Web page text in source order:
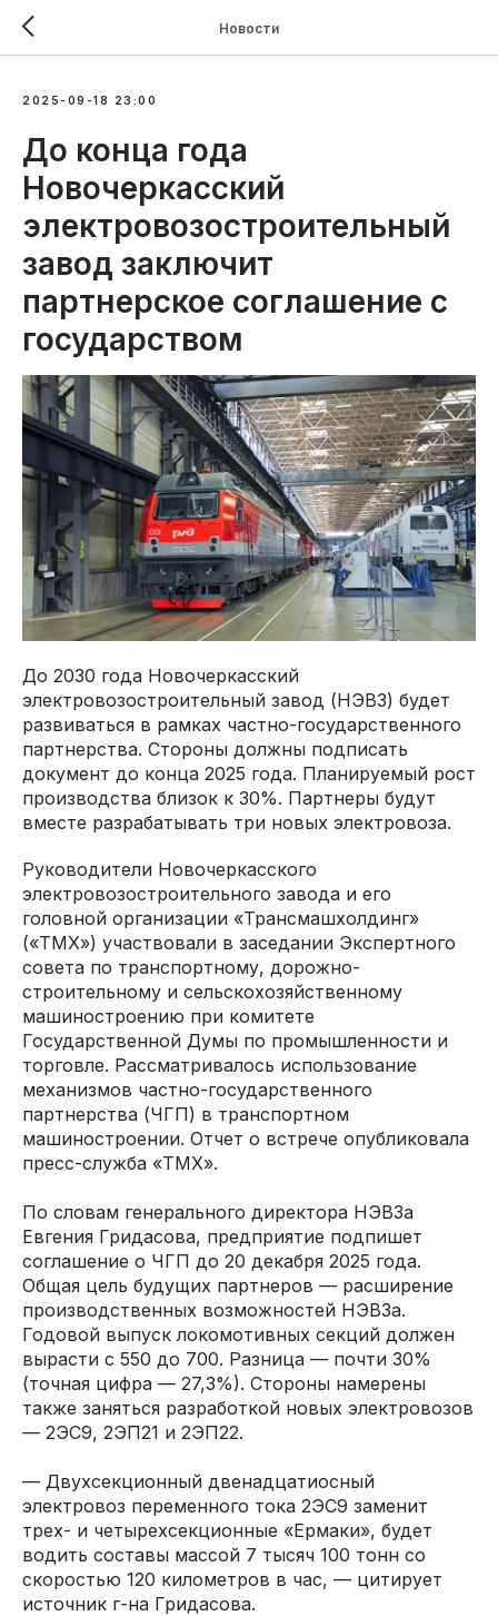
Новости
2025-09-18 23:00
До конца года
Новочеркасский
электровозостроительный
завод заключит
партнерское соглашение с
государством
До 2030 года Новочеркасский
электровозостроительный завод (НЭВЗ) будет
развиваться в рамках частно-государственного
партнерства. Стороны должны подписать
документ до конца 2025 года. Планируемый рост
производства близок к 30%. Партнеры будут
вместе разрабатывать три новых электровоза.
Руководители Новочеркасского
электровозостроительного завода и его
головной организации «Трансмашхолдинг»
(«ТМХ») участвовали в заседании Экспертного
совета по транспортному, дорожно-
строительному и сельскохозяйственному
машиностроению при комитете
Государственной Думы по промышленности и
торговле. Рассматривалось использование
механизмов частно-государственного
партнерства (ЧГП) в транспортном
машиностроении. Отчет о встрече опубликовала
пресс-служба «ТМХ».
По словам генерального директора НЭВЗа
Евгения Гридасова, предприятие подпишет
соглашение о ЧГП до 20 декабря 2025 года.
Общая цель будущих партнеров — расширение
производственных возможностей НЭВЗа.
Годовой выпуск локомотивных секций должен
вырасти с 550 до 700. Разница — почти 30%
(точная цифра — 27,3%). Стороны намерены
также заняться разработкой новых электровозов
— 2ЭС9, 2ЭП21 и 2ЭП22.
— Двухсекционный двенадцатиосный
электровоз переменного тока 2ЭС9 заменит
трех- и четырехсекционные «Ермаки», будет
водить составы массой 7 тысяч 100 тонн со
скоростью 120 километров в час, — цитирует
источник г-на Гридасова.